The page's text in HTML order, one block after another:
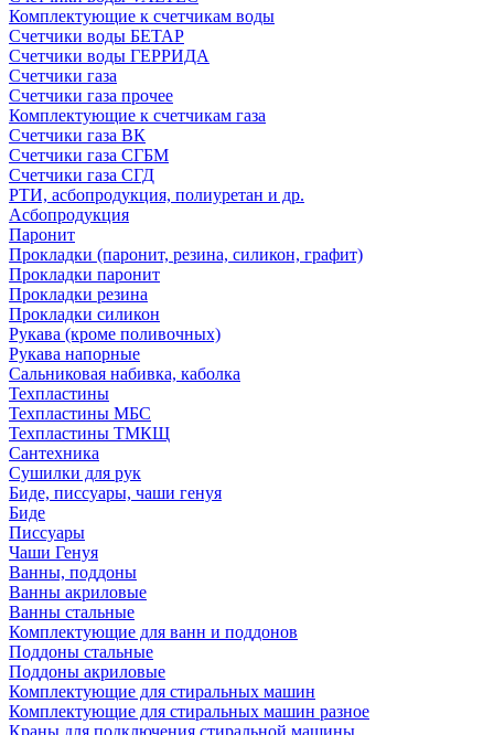
Комплектующие к счетчикам воды
Счетчики воды БЕТАР
Счетчики воды ГЕРРИДА
Счетчики газа
Счетчики газа прочее
Комплектующие к счетчикам газа
Счетчики газа ВК
Счетчики газа СГБМ
Счетчики газа СГД
РТИ, асбопродукция, полиуретан и др.
Асбопродукция
Паронит
Прокладки (паронит, резина, силикон, графит)
Прокладки паронит
Прокладки резина
Прокладки силикон
Рукава (кроме поливочных)
Рукава напорные
Сальниковая набивка, каболка
Техпластины
Техпластины МБС
Техпластины ТМКЩ
Сантехника
Сушилки для рук
Биде, писсуары, чаши генуя
Биде
Писсуары
Чаши Генуя
Ванны, поддоны
Ванны акриловые
Ванны стальные
Комплектующие для ванн и поддонов
Поддоны стальные
Поддоны акриловые
Комплектующие для стиральных машин
Комплектующие для стиральных машин разное
Краны для подключения стиральной машины